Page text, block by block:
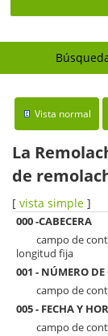
Vista normal
La
de
[ vista simple ]
000 -CABECERA
campo de
longitud fija
001 - NÚMERO
campo de
005 - FECHA Y
campo de